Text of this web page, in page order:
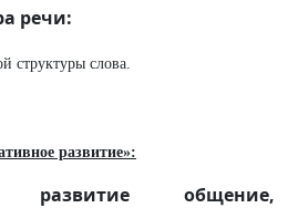
речи:
структуры слова.
развитие»:
развитие общение,